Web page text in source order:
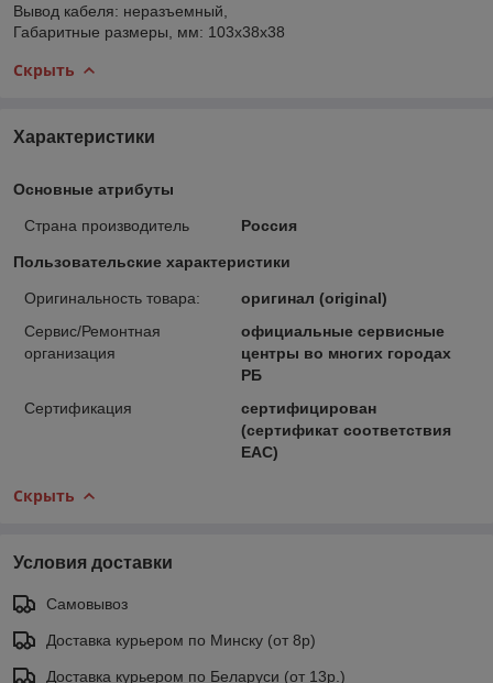
Вывод кабеля: неразъемный,
Габаритные размеры, мм: 103х38х38
Скрыть
Характеристики
Основные атрибуты
Страна производитель Россия
Пользовательские характеристики
Оригинальность товара:
оригинал (original)
Сервис/Ремонтная
организация
официальные сервисные
центры во многих городах
РБ
Сертификация
сертифицирован
(сертификат соответствия
ЕАС)
Скрыть
Условия доставки
Самовывоз
Доставка курьером по Минску (от 8р)
Доставка курьером по Беларуси (от 13р.)